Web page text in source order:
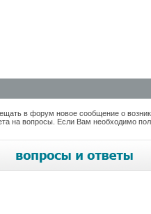
в форум новое сообщение о
на вопросы. Если Вам необходимо